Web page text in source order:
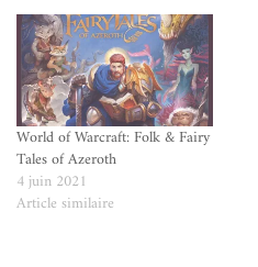
World of Warcraft: Folk & Fairy
Tales of Azeroth
4 juin 2021
Article similaire